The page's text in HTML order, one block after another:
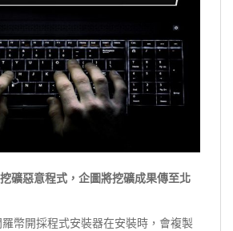
礦惡意程式，企圖將挖礦成果傳至北
幣開採程式安裝器在安裝時，會複製